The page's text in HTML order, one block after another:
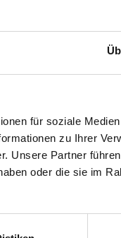
für soziale
zu Ihrer
Unsere Partner
oder die sie im
139,97 €